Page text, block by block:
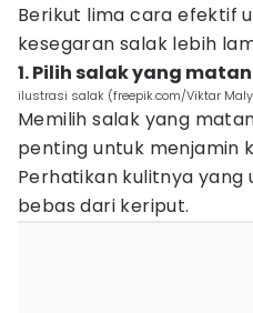
Berikut lima cara efektif
kesegaran salak lebih
1. Pilih salak yang
ilustrasi salak (freepik.com/Viktar
Memilih salak yang
penting untuk menjamin
Perhatikan kulitnya yang
bebas dari keriput.